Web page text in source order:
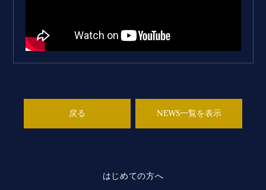
戻る NEWS一覧を表示
はじめての方へ